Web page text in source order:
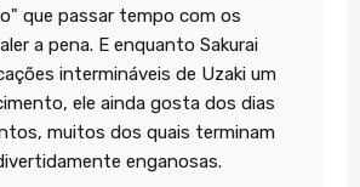
que passar tempo com os
a pena. E enquanto Sakurai
intermináveis ​​de Uzaki um
ele ainda gosta dos dias
muitos dos quais terminam
enganosas.